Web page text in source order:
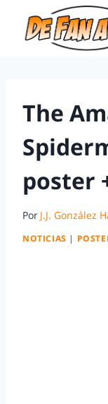
The
poster
Por J.J. González
NOTICIAS |